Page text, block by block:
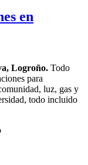
en
Logroño. Todo
para
luz, gas y
todo incluido